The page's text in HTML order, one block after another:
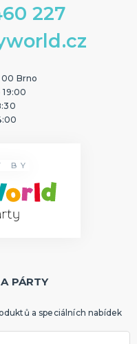
227
00 Brno
19:00
BY
PÁRTY
a speciálních nabídek